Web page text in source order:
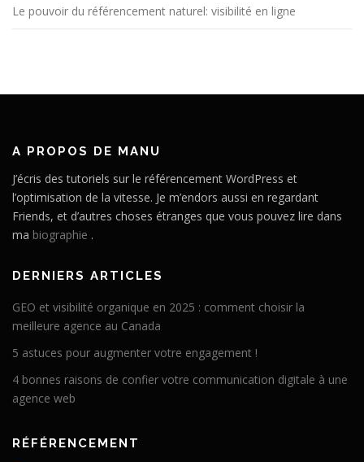
Le pouvoir du référencement naturel: visibilité en ligne
A PROPOS DE MANU
J’écris des tutoriels sur le référencement WordPress et
l’optimisation de la vitesse. Je m’endors aussi en regardant
Friends, et d’autres choses étranges que vous pouvez lire dans
ma biographie .
DERNIERS ARTICLES
GEO et visibilité organique en 2025 : comment choisir la
meilleure agence au Canada
5 astuces pour augmenter votre engagement !
4 bonnes raisons de confier votre communication digitale à une
agence web
RÉFÉRENCEMENT